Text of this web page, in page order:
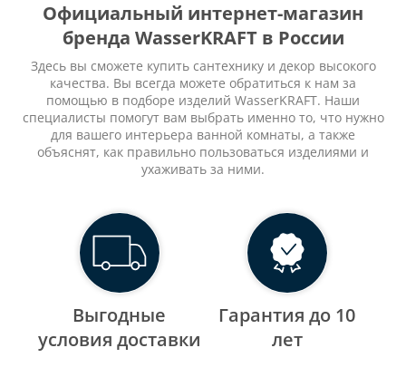
Официальный интернет-магазин
бренда WasserKRAFT в России
Здесь вы сможете купить сантехнику и декор высокого
качества. Вы всегда можете обратиться к нам за
помощью в подборе изделий WasserKRAFT. Наши
специалисты помогут вам выбрать именно то, что нужно
для вашего интерьера ванной комнаты, а также
объяснят, как правильно пользоваться изделиями и
ухаживать за ними.
Выгодные
уcловия доставки
Гарантия до 10
лет